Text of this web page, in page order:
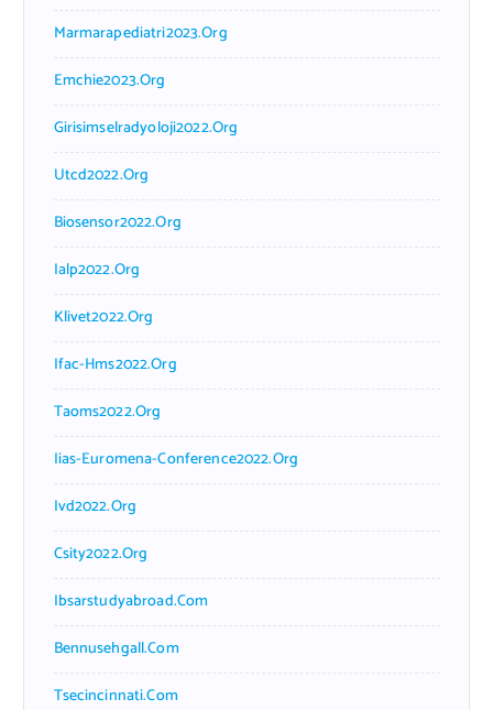
Marmarapediatri2023.org
Emchie2023.org
Girisimselradyoloji2022.org
Utcd2022.org
Biosensor2022.org
Ialp2022.org
Klivet2022.org
Ifac-Hms2022.org
Taoms2022.org
Iias-Euromena-Conference2022.org
Ivd2022.org
Csity2022.org
Ibsarstudyabroad.com
Bennusehgall.com
Tsecincinnati.com